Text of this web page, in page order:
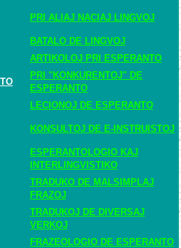
PRI ALIAJ NACIAJ LINGVOJ
BATALO DE LINGVOJ
ARTIKOLOJ PRI ESPERANTO
PRI "KONKURENTOJ" DE
ESPERANTO
LECIONOJ DE ESPERANTO
KONSULTOJ DE E-INSTRUISTOJ
ESPERANTOLOGIO KAJ
INTERLINGVISTIKO
TRADUKO DE MALSIMPLAJ
FRAZOJ
TRADUKOJ DE DIVERSAJ
VERKOJ
FRAZEOLOGIO DE ESPERANTO